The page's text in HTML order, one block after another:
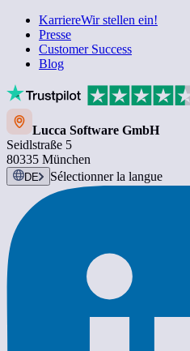
KarriereWir stellen ein!
Presse
Customer Success
Blog
Lucca Software GmbH
Seidlstraße 5
80335 München
DE Sélectionner la langue